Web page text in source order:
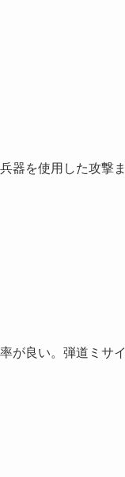
器を使用した攻撃ま
が良い。弾道ミサイ